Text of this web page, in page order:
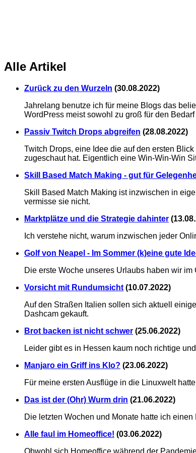
Alle Artikel
Zurück zu den Wurzeln (30.08.2022)
Jahrelang benutze ich für meine Blogs das
WordPress meist sowohl zu groß für den
Passiv Twitch Drops abgreifen (28.08.2022)
Twitch Drops, eine Idee die auf den ersten
zugeschaut hat. Eigentlich eine Win-Win-Win
Skill Based Match Making - gut für
Skill Based Match Making ist inzwischen in
vermisse sie nicht.
Marktplätze und die Strategie dahinter (
Ich verstehe nicht, warum inzwischen jeder
Golf von Neapel - Im Sommer (k)eine gute
Die erste Woche unseres Urlaubs haben wir
Vorsicht mit Rundumsicht (10.07.2022)
Auf den Straßen Italien sollen sich aktuell
Dashcam gekauft.
Brot backen ist nicht schwer (25.06.2022)
Leider gibt es in Hessen kaum noch richtige
Manjaro ein Griff ins Klo? (23.06.2022)
Für meine ersten Ausflüge in die Linuxwelt
Das ist der (Ohr) Wurm drin (21.06.2022)
Die letzten Wochen und Monate hatte ich
Alle faul im Homeoffice! (03.06.2022)
Obwohl sich Homeoffice während der